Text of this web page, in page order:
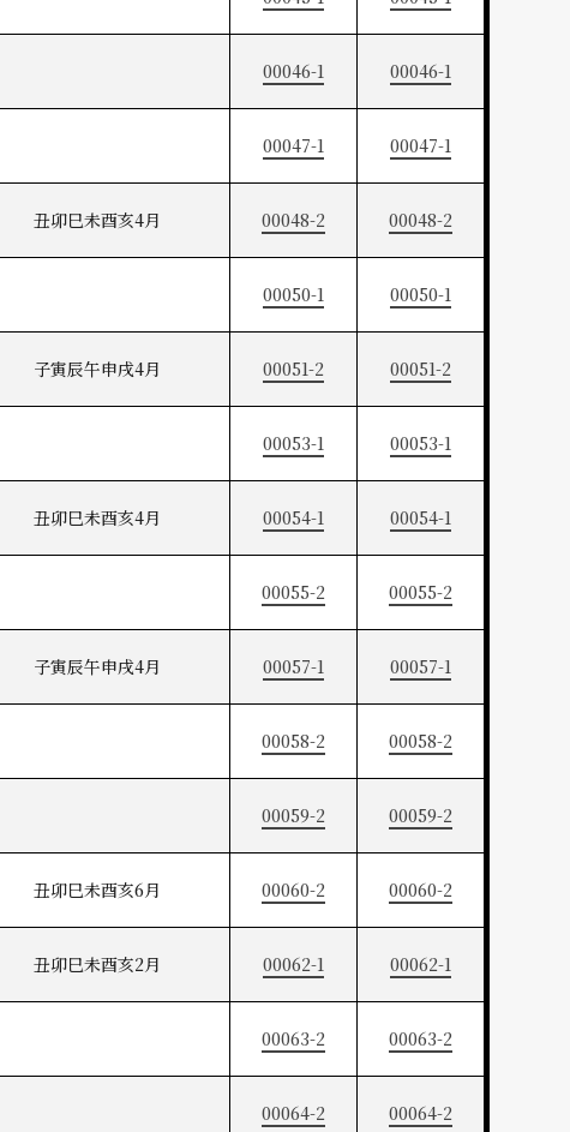
00046-1 00046-1
00047-1 00047-1
丑卯巳未酉亥4月 00048-2 00048-2
00050-1 00050-1
子寅辰午申戌4月 00051-2 00051-2
00053-1 00053-1
丑卯巳未酉亥4月 00054-1 00054-1
00055-2 00055-2
子寅辰午申戌4月 00057-1 00057-1
00058-2 00058-2
00059-2 00059-2
丑卯巳未酉亥6月 00060-2 00060-2
丑卯巳未酉亥2月 00062-1 00062-1
00063-2 00063-2
00064-2 00064-2